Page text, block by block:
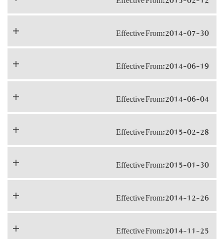
Effective From:2014-07-30
Effective From:2014-06-19
Effective From:2014-06-04
Effective From:2015-02-28
Effective From:2015-01-30
Effective From:2014-12-26
Effective From:2014-11-25